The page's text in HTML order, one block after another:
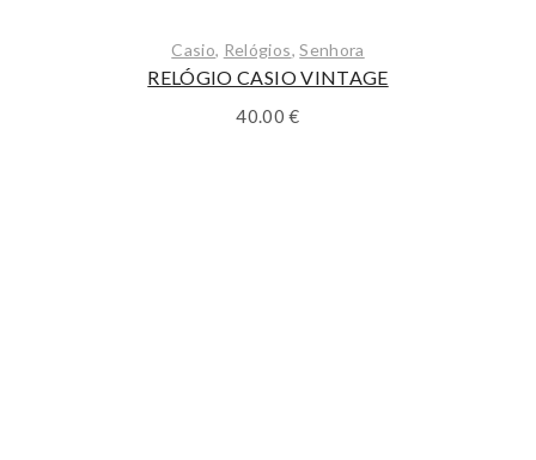
Casio, Relógios,Senhora
RELÓGIO CASIO VINTAGE
40.00€